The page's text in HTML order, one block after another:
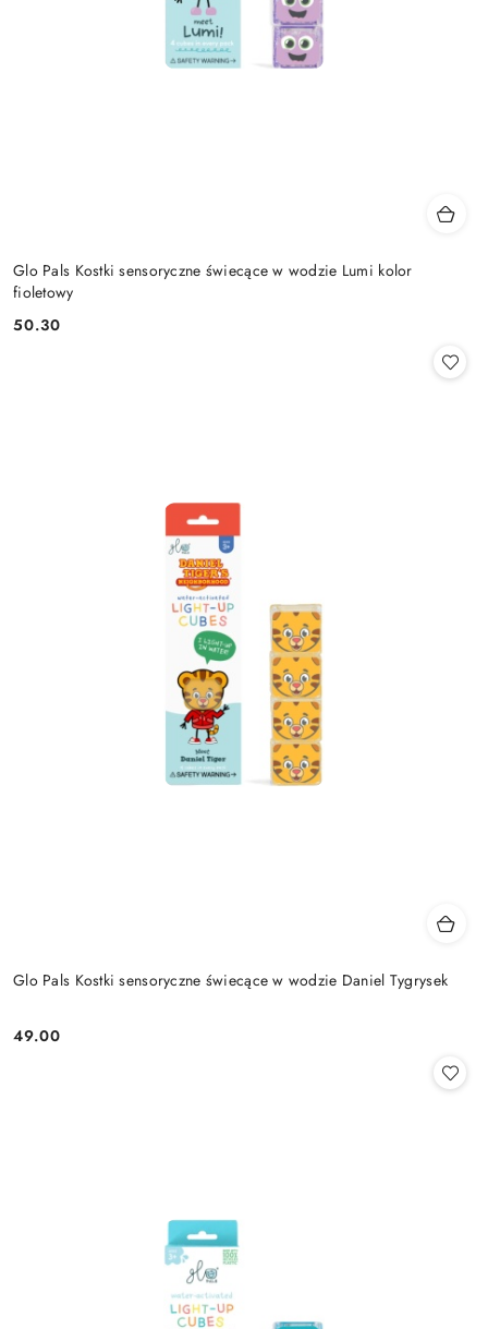
Glo Pals Kostki sensoryczne świecące w wodzie Lumi kolor
fioletowy
Cena:
50.30
Glo Pals Kostki sensoryczne świecące w wodzie Daniel Tygrysek
Cena:
49.00